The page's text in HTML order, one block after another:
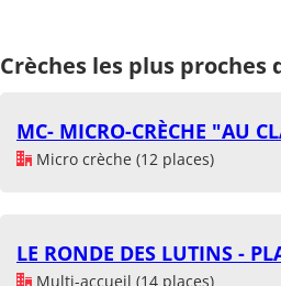
Crèches les plus proches
MC- MICRO-CRÈCHE "AU
Micro crèche (12 places)
LE RONDE DES LUTINS -
Multi-accueil (14 places)